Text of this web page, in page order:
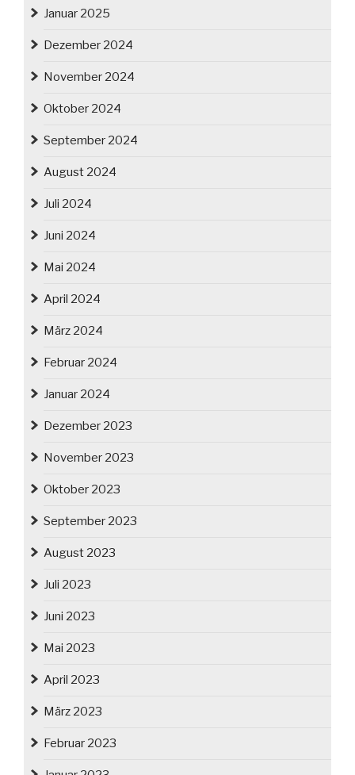
Januar 2025
Dezember 2024
November 2024
Oktober 2024
September 2024
August 2024
Juli 2024
Juni 2024
Mai 2024
April 2024
März 2024
Februar 2024
Januar 2024
Dezember 2023
November 2023
Oktober 2023
September 2023
August 2023
Juli 2023
Juni 2023
Mai 2023
April 2023
März 2023
Februar 2023